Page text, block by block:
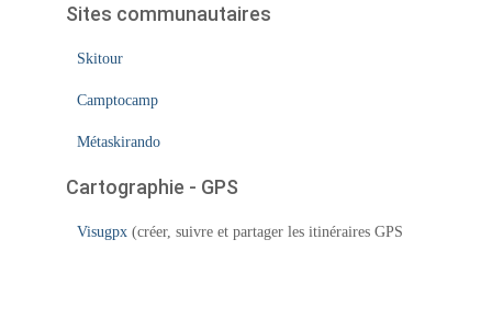
Sites communautaires
Skitour
Camptocamp
Métaskirando
Cartographie - GPS
Visugpx (créer, suivre et partager les itinéraires GPS